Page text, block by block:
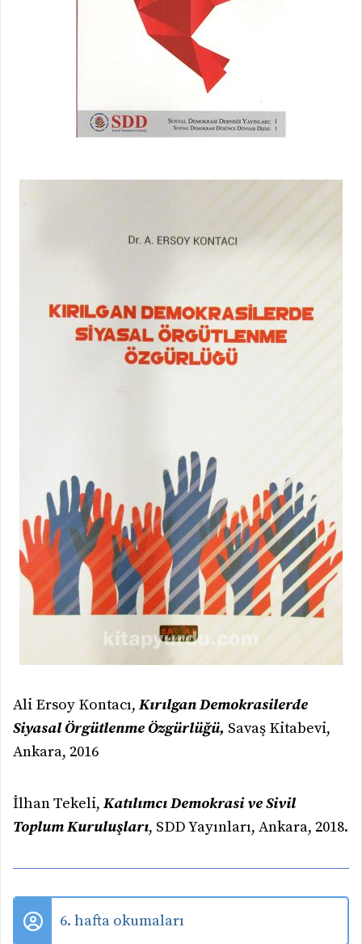
Ali Ersoy Kontacı, Kırılgan Demokrasilerde
Siyasal Örgütlenme Özgürlüğü, Savaş Kitabevi,
Ankara, 2016
İlhan Tekeli, Katılımcı Demokrasi ve Sivil
Toplum Kuruluşları, SDD Yayınları, Ankara, 2018.
6. hafta okumaları